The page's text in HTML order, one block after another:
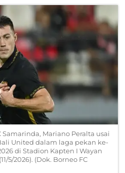
Mariano Peralta usai
United dalam laga pekan ke-
di Stadion Kapten I Wayan
5/2026). (Dok. Borneo FC